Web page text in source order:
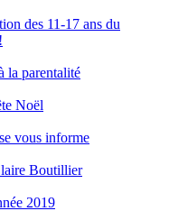
des 11-17 ans du
la parentalité
Noël
vous informe
Boutillier
2019